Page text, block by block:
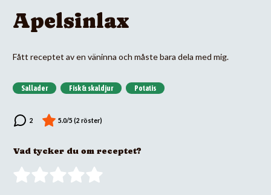
Apelsinlax
Fått receptet av en väninna och måste bara dela med mig.
Sallader Fisk & skaldjur Potatis
Vad tycker du om receptet?